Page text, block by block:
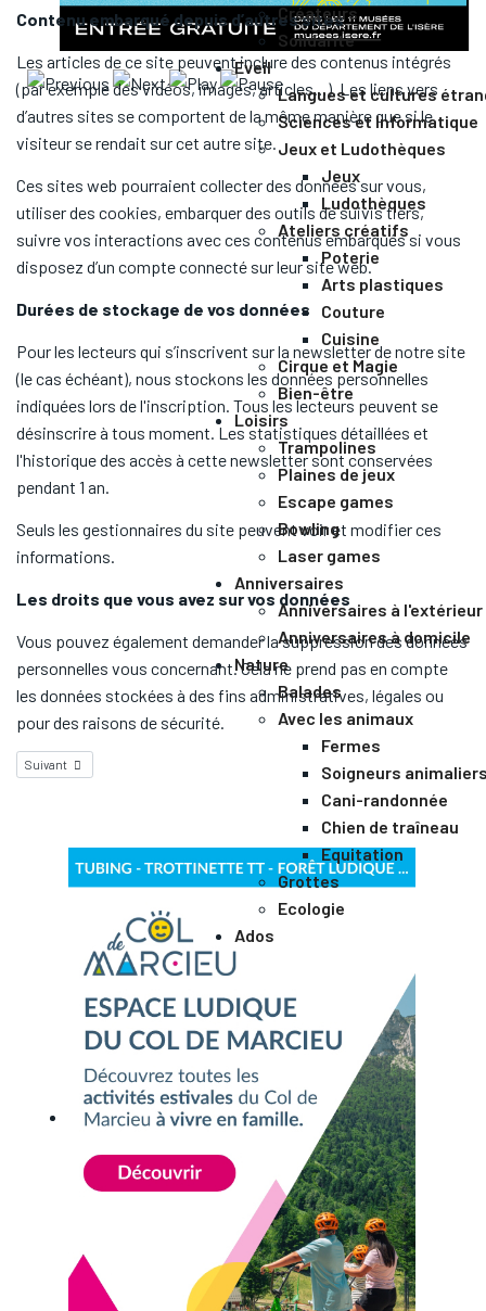
Créateurs
Solidarité
Eveil
Langues et cultures
Sciences et Informatique
Jeux et Ludothèques
Jeux
Ludothèques
Ateliers créatifs
Poterie
Arts plastiques
Couture
Cuisine
Cirque et Magie
Bien-être
Loisirs
Trampolines
Plaines de jeux
Escape games
Bowling
Laser games
Anniversaires
Anniversaires à l'extérieur
Anniversaires à domicile
Nature
Balades
Avec les animaux
Fermes
Soigneurs
Cani-randonnée
Chien de traîneau
Equitation
Grottes
Ecologie
Ados
Contenu embarqué depuis d’autres sites
Les articles de ce site peuvent inclure des contenus intégrés
(par exemple des vidéos, images, articles…). Les liens vers
d’autres sites se comportent de la même manière que si le
visiteur se rendait sur cet autre site.
Ces sites web pourraient collecter des données sur vous,
utiliser des cookies, embarquer des outils de suivis tiers,
suivre vos interactions avec ces contenus embarqués si vous
disposez d’un compte connecté sur leur site web.
Durées de stockage de vos données
Pour les lecteurs qui s’inscrivent sur la newsletter de notre site
(le cas échéant), nous stockons les données personnelles
indiquées lors de l'inscription. Tous les lecteurs peuvent se
désinscrire à tous moment. Les statistiques détaillées et
l'historique des accès à cette newsletter sont conservées
pendant 1 an.
Seuls les gestionnaires du site peuvent voir et modifier ces
informations.
Les droits que vous avez sur vos données
Vous pouvez également demander la suppression des données
personnelles vous concernant. Cela ne prend pas en compte
les données stockées à des fins administratives, légales ou
pour des raisons de sécurité.
Suivant